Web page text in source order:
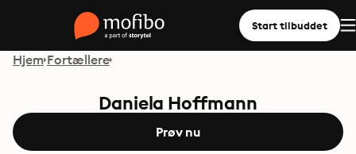
Start tilbuddet
Hjem Fortællere
Daniela Hoffmann
Prøv nu